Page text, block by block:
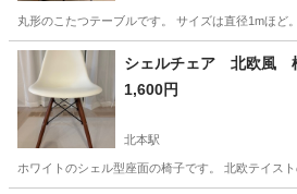
丸形のこたつテーブルです。 サイズは直径1mほ
埼玉 越谷市 テーブル
シェルチェア 北欧風
1,600円
北本駅
ホワイトのシェル型座面の椅子です。 北欧テイス